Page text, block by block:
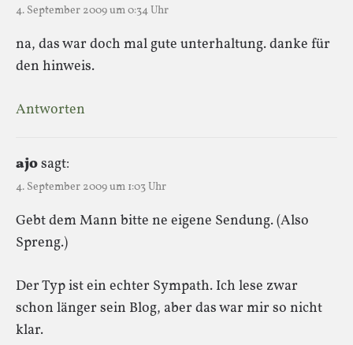
4. September 2009 um 0:34 Uhr
na, das war doch mal gute unterhaltung. danke für
den hinweis.
Antworten
ajosagt:
4. September 2009 um 1:03 Uhr
Gebt dem Mann bitte ne eigene Sendung. (Also
Spreng.)
Der Typ ist ein echter Sympath. Ich lese zwar
schon länger sein Blog, aber das war mir so nicht
klar.